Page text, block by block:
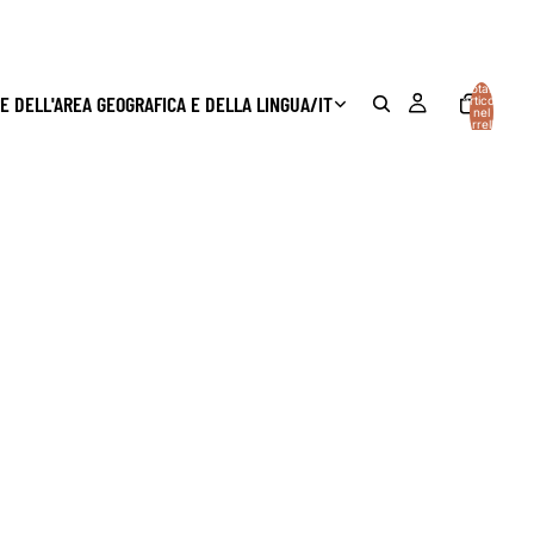
DELL'AREA GEOGRAFICA E DELLA LINGUA/IT
Totale
articoli
nel
carrello: